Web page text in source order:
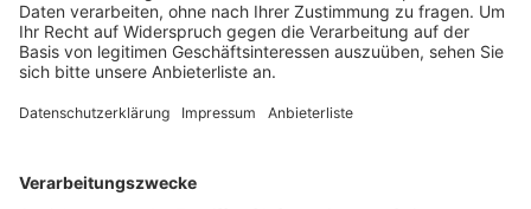
Betrugsversuch selbst unterbunden haben oder
verdächtigen Person den Zutritt verwehrt haben.
Die Polizei ist dann in der Lage nach Verdächtigen
schützen. (Quelle: Polizei Rhein-Erft)